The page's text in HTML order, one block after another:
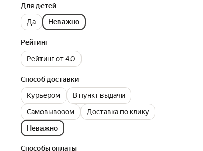
Для детей
Да
Неважно
Рейтинг
Рейтинг от 4.0
Способ доставки
Курьером
В пункт выдачи
Самовывозом
Доставка по клику
Неважно
Способы оплаты